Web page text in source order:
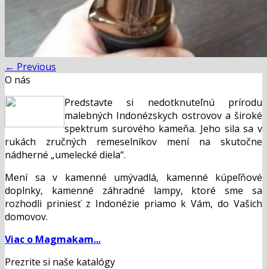
← Previous
O nás
Predstavte si nedotknuteľnú prírodu
malebných Indonézskych ostrovov a široké
spektrum surového kameňa. Jeho sila sa v
rukách zručných remeselníkov mení na skutočne
nádherné „umelecké diela“.
Mení sa v kamenné umývadlá, kamenné kúpeľňové
doplnky, kamenné záhradné lampy, ktoré sme sa
rozhodli priniesť z Indonézie priamo k Vám, do Vašich
domovov.
Viac o Magmakam...
Prezrite si naše katalógy